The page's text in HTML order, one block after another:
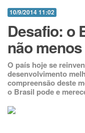
10/9/2014 11:02
Desafio: o
não menos
O país hoje se
desenvolvimento
compreensão deste
o Brasil pode e